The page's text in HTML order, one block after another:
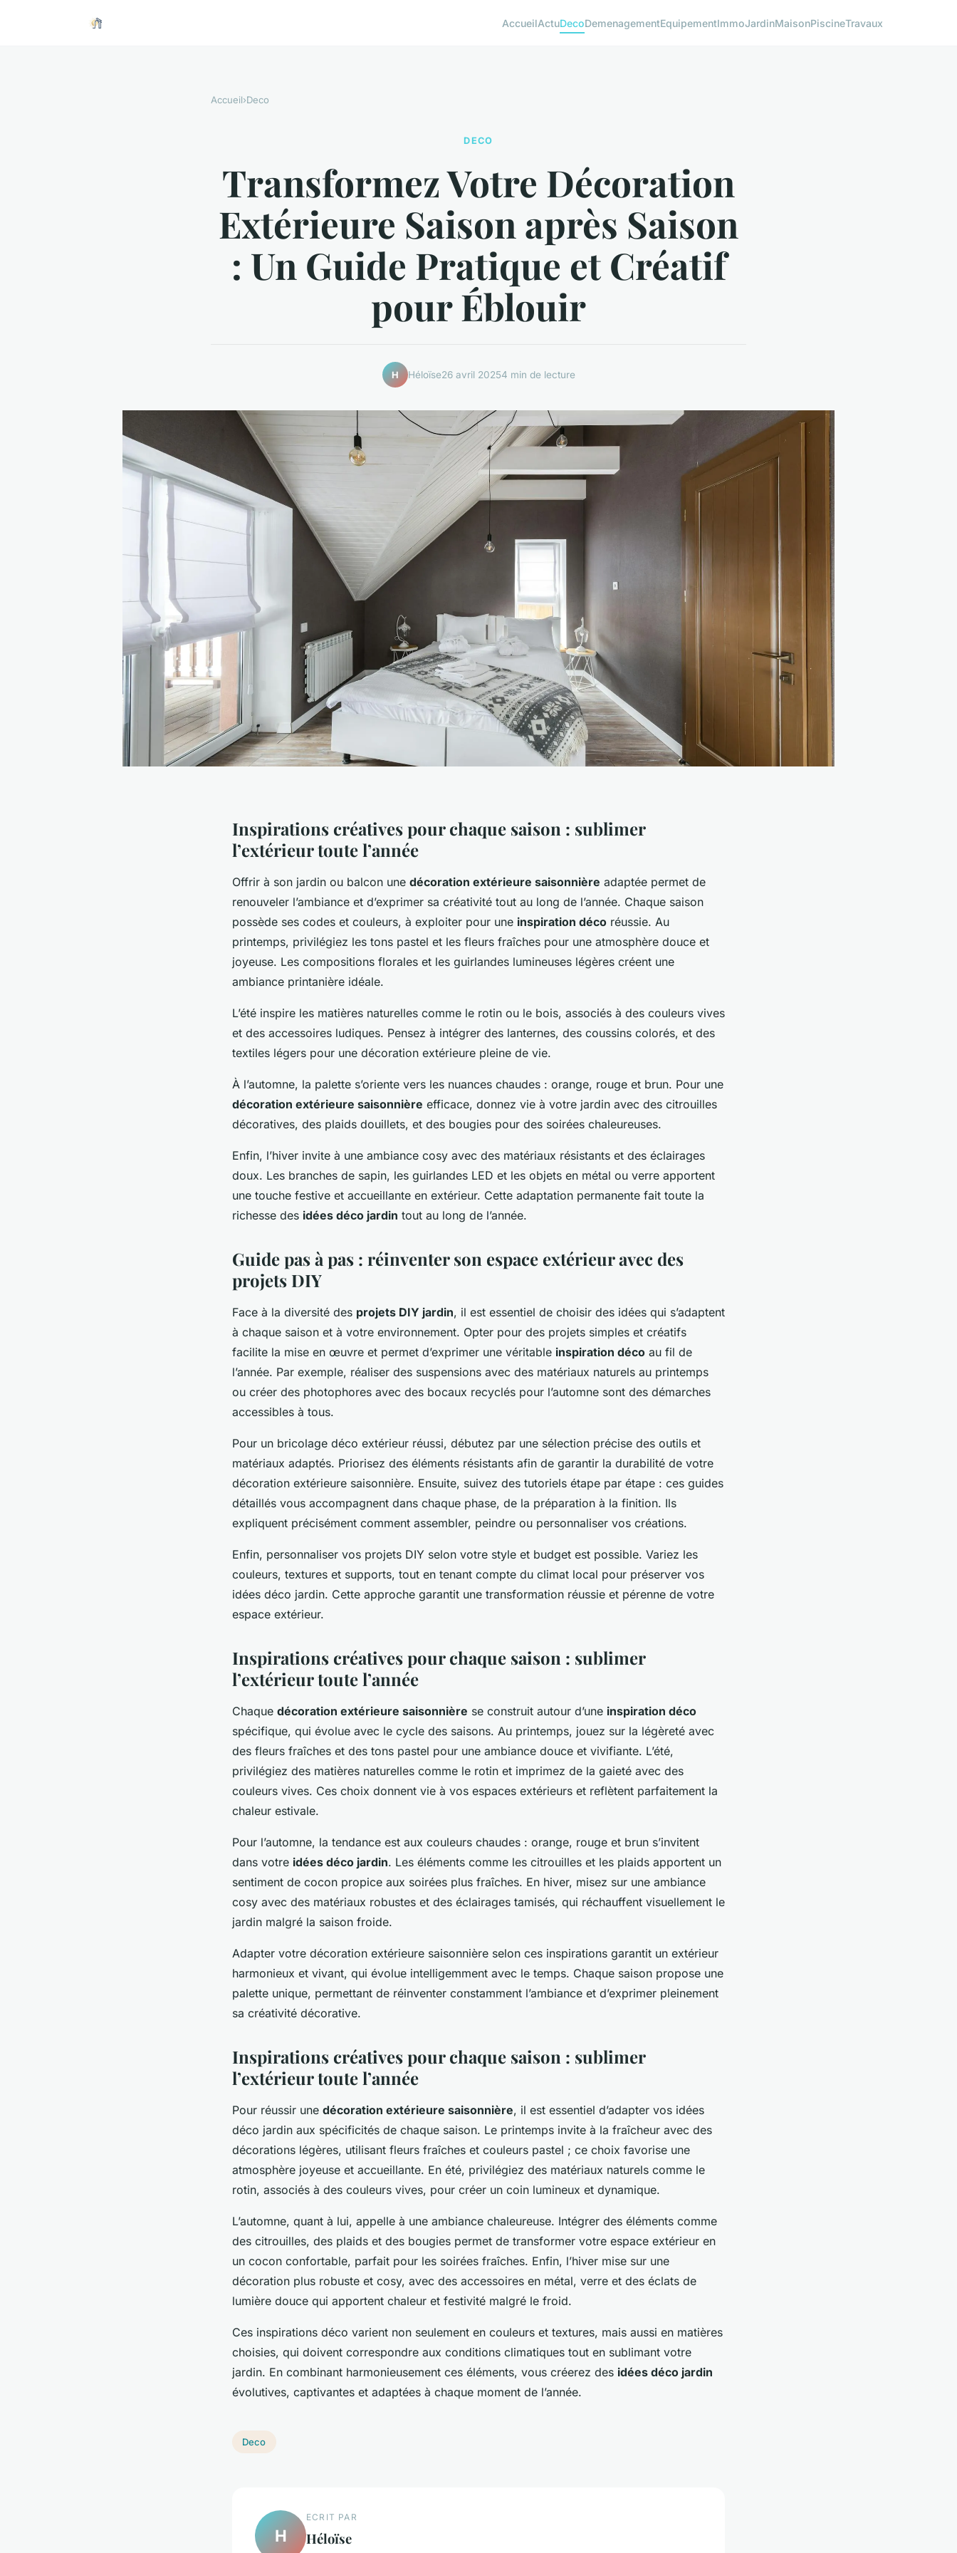
AccueilActuDecoDemenagementEquipementImmoJardinMaisonPiscineTravaux
Accueil›Deco
DECO
Transformez Votre Décoration
Extérieure Saison après Saison
: Un Guide Pratique et Créatif
pour Éblouir
H Héloïse26 avril 20254 min de lecture
Inspirations créatives pour chaque saison : sublimer
l’extérieur toute l’année
Offrir à son jardin ou balcon une décoration extérieure saisonnière adaptée permet de
renouveler l’ambiance et d’exprimer sa créativité tout au long de l’année. Chaque saison
possède ses codes et couleurs, à exploiter pour une inspiration déco réussie. Au
printemps, privilégiez les tons pastel et les fleurs fraîches pour une atmosphère douce et
joyeuse. Les compositions florales et les guirlandes lumineuses légères créent une
ambiance printanière idéale.
L’été inspire les matières naturelles comme le rotin ou le bois, associés à des couleurs vives
et des accessoires ludiques. Pensez à intégrer des lanternes, des coussins colorés, et des
textiles légers pour une décoration extérieure pleine de vie.
À l’automne, la palette s’oriente vers les nuances chaudes : orange, rouge et brun. Pour une
décoration extérieure saisonnière efficace, donnez vie à votre jardin avec des citrouilles
décoratives, des plaids douillets, et des bougies pour des soirées chaleureuses.
Enfin, l’hiver invite à une ambiance cosy avec des matériaux résistants et des éclairages
doux. Les branches de sapin, les guirlandes LED et les objets en métal ou verre apportent
une touche festive et accueillante en extérieur. Cette adaptation permanente fait toute la
richesse des idées déco jardin tout au long de l’année.
Guide pas à pas : réinventer son espace extérieur avec des
projets DIY
Face à la diversité des projets DIY jardin, il est essentiel de choisir des idées qui s’adaptent
à chaque saison et à votre environnement. Opter pour des projets simples et créatifs
facilite la mise en œuvre et permet d’exprimer une véritable inspiration déco au fil de
l’année. Par exemple, réaliser des suspensions avec des matériaux naturels au printemps
ou créer des photophores avec des bocaux recyclés pour l’automne sont des démarches
accessibles à tous.
Pour un bricolage déco extérieur réussi, débutez par une sélection précise des outils et
matériaux adaptés. Priorisez des éléments résistants afin de garantir la durabilité de votre
décoration extérieure saisonnière. Ensuite, suivez des tutoriels étape par étape : ces guides
détaillés vous accompagnent dans chaque phase, de la préparation à la finition. Ils
expliquent précisément comment assembler, peindre ou personnaliser vos créations.
Enfin, personnaliser vos projets DIY selon votre style et budget est possible. Variez les
couleurs, textures et supports, tout en tenant compte du climat local pour préserver vos
idées déco jardin. Cette approche garantit une transformation réussie et pérenne de votre
espace extérieur.
Inspirations créatives pour chaque saison : sublimer
l’extérieur toute l’année
Chaque décoration extérieure saisonnière se construit autour d’une inspiration déco
spécifique, qui évolue avec le cycle des saisons. Au printemps, jouez sur la légèreté avec
des fleurs fraîches et des tons pastel pour une ambiance douce et vivifiante. L’été,
privilégiez des matières naturelles comme le rotin et imprimez de la gaieté avec des
couleurs vives. Ces choix donnent vie à vos espaces extérieurs et reflètent parfaitement la
chaleur estivale.
Pour l’automne, la tendance est aux couleurs chaudes : orange, rouge et brun s’invitent
dans votre idées déco jardin. Les éléments comme les citrouilles et les plaids apportent un
sentiment de cocon propice aux soirées plus fraîches. En hiver, misez sur une ambiance
cosy avec des matériaux robustes et des éclairages tamisés, qui réchauffent visuellement le
jardin malgré la saison froide.
Adapter votre décoration extérieure saisonnière selon ces inspirations garantit un extérieur
harmonieux et vivant, qui évolue intelligemment avec le temps. Chaque saison propose une
palette unique, permettant de réinventer constamment l’ambiance et d’exprimer pleinement
sa créativité décorative.
Inspirations créatives pour chaque saison : sublimer
l’extérieur toute l’année
Pour réussir une décoration extérieure saisonnière, il est essentiel d’adapter vos idées
déco jardin aux spécificités de chaque saison. Le printemps invite à la fraîcheur avec des
décorations légères, utilisant fleurs fraîches et couleurs pastel ; ce choix favorise une
atmosphère joyeuse et accueillante. En été, privilégiez des matériaux naturels comme le
rotin, associés à des couleurs vives, pour créer un coin lumineux et dynamique.
L’automne, quant à lui, appelle à une ambiance chaleureuse. Intégrer des éléments comme
des citrouilles, des plaids et des bougies permet de transformer votre espace extérieur en
un cocon confortable, parfait pour les soirées fraîches. Enfin, l’hiver mise sur une
décoration plus robuste et cosy, avec des accessoires en métal, verre et des éclats de
lumière douce qui apportent chaleur et festivité malgré le froid.
Ces inspirations déco varient non seulement en couleurs et textures, mais aussi en matières
choisies, qui doivent correspondre aux conditions climatiques tout en sublimant votre
jardin. En combinant harmonieusement ces éléments, vous créerez des idées déco jardin
évolutives, captivantes et adaptées à chaque moment de l’année.
Deco
H
ECRIT PAR
Héloïse